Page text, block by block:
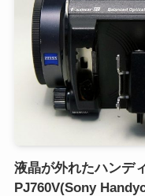
液晶が外れたハンデ
PJ760V(Sony